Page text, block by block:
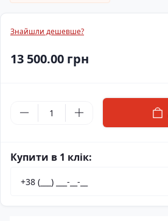
Знайшли дешевше?
13 500.00 грн
Купити в 1 клік: